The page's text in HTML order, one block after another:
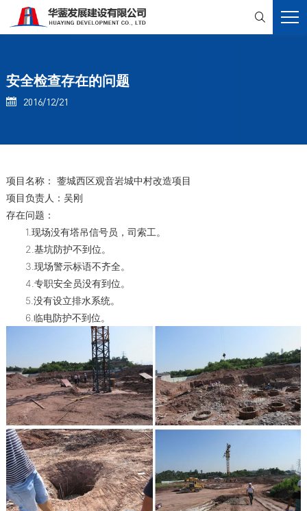

安全检查存在的问题
 2016/12/21
项目名称： 蓥城西区观音岩城中村改造项目
项目负责人：吴刚
存在问题：
1.现场没有塔吊信号员，司索工。
2.基坑防护不到位。
3.现场警示标语不齐全。
4.专职安全员没有到位。
5.没有设立排水系统。
6.临电防护不到位。